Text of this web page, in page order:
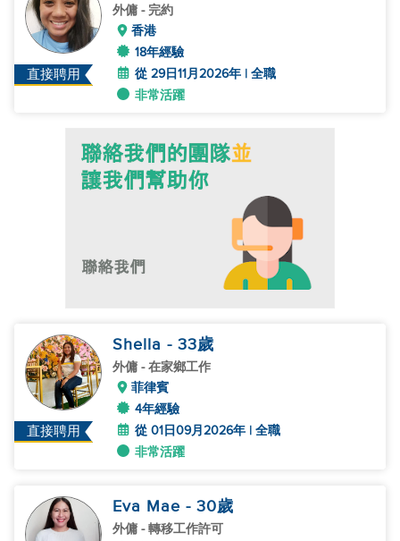
直接聘用
外傭 - 完約
香港
18年經驗
從 29日11月2026年 | 全職
非常活躍
直接聘用
Shella - 33歲
外傭 - 在家鄉工作
菲律賓
4年經驗
從 01日09月2026年 | 全職
非常活躍
Eva Mae - 30歲
外傭 - 轉移工作許可